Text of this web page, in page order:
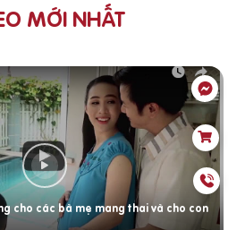
MỚI NHẤT
cho các bà mẹ mang thai và cho con